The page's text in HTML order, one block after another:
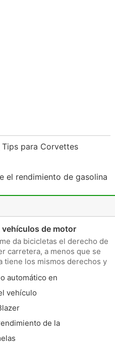
para Corvettes
el rendimiento de gasolina
de motor
da bicicletas el derecho de
carretera, a menos que se
tiene los mismos derechos y
hacer que el comportam
automático en
vehículo
de la